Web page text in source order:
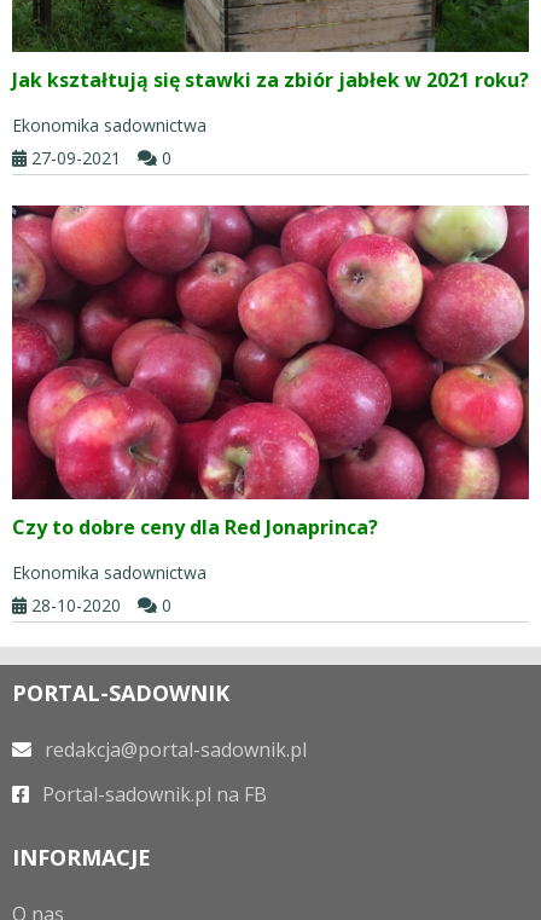
Jak kształtują się stawki za zbiór jabłek w 2021 roku?
Ekonomika sadownictwa
27-09-2021
0
Czy to dobre ceny dla Red Jonaprinca?
Ekonomika sadownictwa
28-10-2020
0
PORTAL-SADOWNIK
redakcja@portal-sadownik.pl
Portal-sadownik.pl na FB
INFORMACJE
O nas